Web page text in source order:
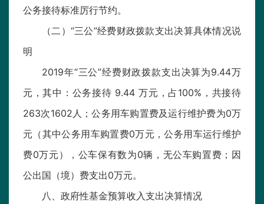
公务接待标准厉行节约。
（二）“三公”经费财政拨款支出决算具体情况说
明
2019年“三公”经费财政拨款支出决算为9.44万
元，其中：公务接待 9.44 万元，占100%，共接待
263次1602人；公务用车购置费及运行维护费为0万
元（其中公务用车购置费0万元，公务用车运行维护
费0万元），公车保有数为0辆，无公车购置费；因
公出国（境）费支出0万元。
八、政府性基金预算收入支出决算情况